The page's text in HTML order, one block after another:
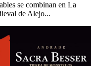
se combinan en La
de Alejo...